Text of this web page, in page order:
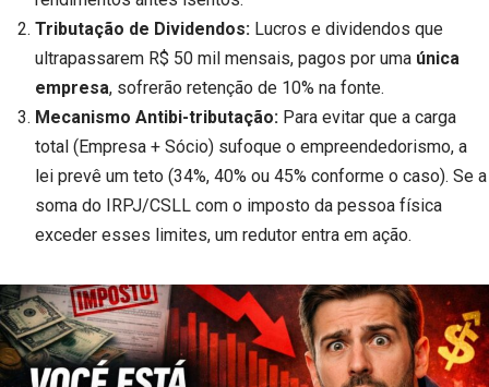
Tributação de Dividendos: Lucros e dividendos que
ultrapassarem R$ 50 mil mensais, pagos por uma única
empresa, sofrerão retenção de 10% na fonte.
Mecanismo Antibi-tributação: Para evitar que a carga
total (Empresa + Sócio) sufoque o empreendedorismo, a
lei prevê um teto (34%, 40% ou 45% conforme o caso). Se a
soma do IRPJ/CSLL com o imposto da pessoa física
exceder esses limites, um redutor entra em ação.